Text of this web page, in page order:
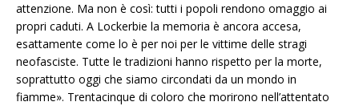
attenzione. Ma non è così: tutti i popoli rendono omaggio ai
propri caduti. A Lockerbie la memoria è ancora accesa,
esattamente come lo è per noi per le vittime delle stragi
neofasciste. Tutte le tradizioni hanno rispetto per la morte,
soprattutto oggi che siamo circondati da un mondo in
fiamme». Trentacinque di coloro che morirono nell’attentato